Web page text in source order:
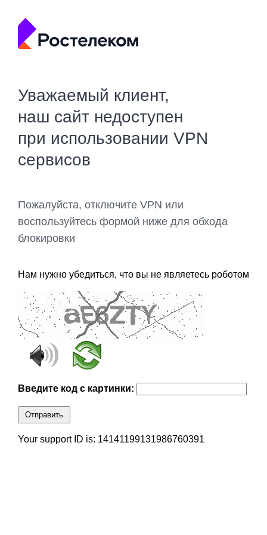
Уважаемый клиент,
наш сайт недоступен
при использовании VPN
сервисов
Пожалуйста, отключите VPN или
воспользуйтесь формой ниже для обхода
блокировки
Нам нужно убедиться, что вы не являетесь роботом
Введите код с картинки:
Отправить
Your support ID is: 14141199131986760391